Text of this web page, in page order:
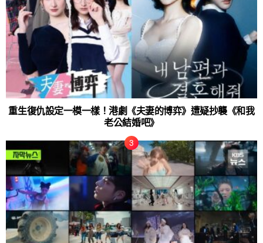
重生復仇設定一模一樣！港劇《夫妻的博弈》遭疑抄襲《和我
老公結婚吧》